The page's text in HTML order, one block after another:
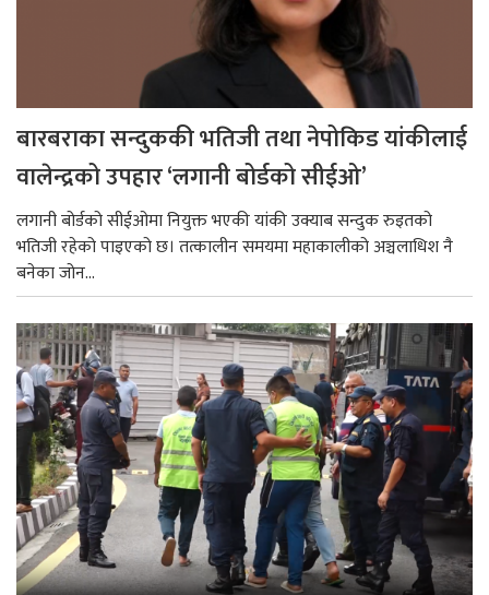
बारबराका सन्दुककी भतिजी तथा नेपोकिड यांकीलाई
वालेन्द्रको उपहार ‘लगानी बोर्डको सीईओ’
लगानी बोर्डको सीईओमा नियुक्त भएकी यांकी उक्याब सन्दुक रुइतको
भतिजी रहेको पाइएको छ। तत्कालीन समयमा महाकालीको अञ्चलाधिश नै
बनेका जोन...